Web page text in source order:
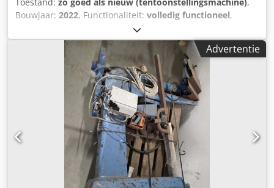
Bouwjaar: 2022, Functionaliteit: volledig functioneel,
KARTON SNIJ- EN RILMACHINE LCR VISION 2800
Technische specificaties en opties Productie: 7/8
dozen/min Tijd voor positioneren van groepen: 7 tot 12 sec
Max. kartonbreedte: 2800 mm Max. kartonlengte:
onbeperkt Enkelvoudig fanfold karton/vellen
Kartonsoorten: A,B,C,K,BA,BC,EB enkel/dubbelgolf
Bedieningspaneel Dikte van 2 tot 7 mm Djdpjy T Evdofx
Akhjck CAD/CAM-systeem met FEFCO/LCR-dozenbibliotheek
Functie voor het importeren/exporteren van
productielijsten via upload/download van host (AS400, SAP,
Advertentie